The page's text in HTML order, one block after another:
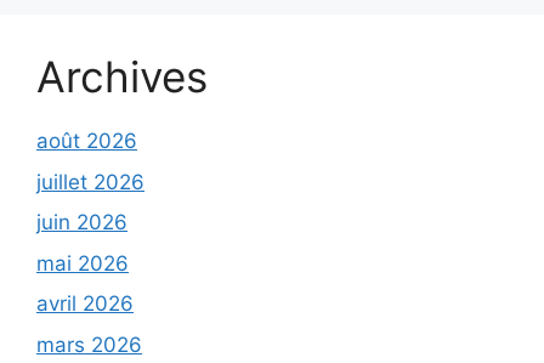
Archives
août 2026
juillet 2026
juin 2026
mai 2026
avril 2026
mars 2026